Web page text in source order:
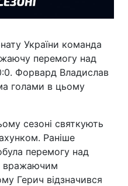
України команда
перемогу над
Форвард Владислав
голами в цьому
сезоні святкують
Раніше
перемогу над
вражаючим
Герич відзначився